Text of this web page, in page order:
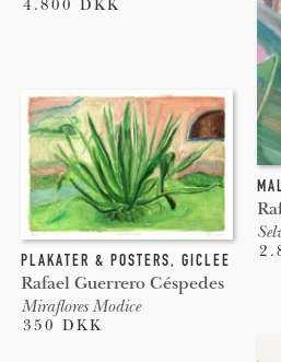
4.800 DKK
PLAKATER & POSTERS, GICLEE
Rafael Guerrero Céspedes
Miraflores Modice
350 DKK